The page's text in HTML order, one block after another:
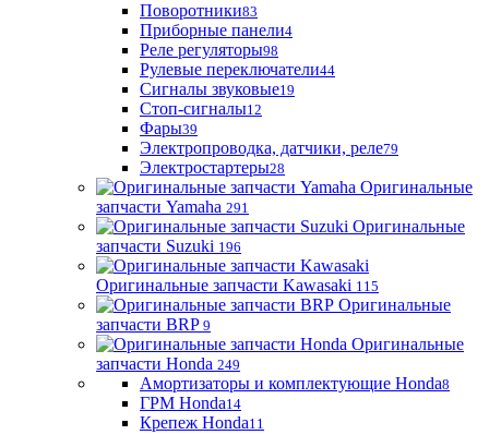
Поворотники83
Приборные панели4
Реле регуляторы98
Рулевые переключатели44
Сигналы звуковые19
Стоп-сигналы12
Фары39
Электропроводка, датчики, реле79
Электростартеры28
Оригинальные
запчасти Yamaha 291
Оригинальные
запчасти Suzuki 196
Оригинальные запчасти Kawasaki 115
Оригинальные
запчасти BRP 9
Оригинальные
запчасти Honda 249
Амортизаторы и комплектующие Honda8
ГРМ Honda14
Крепеж Honda11